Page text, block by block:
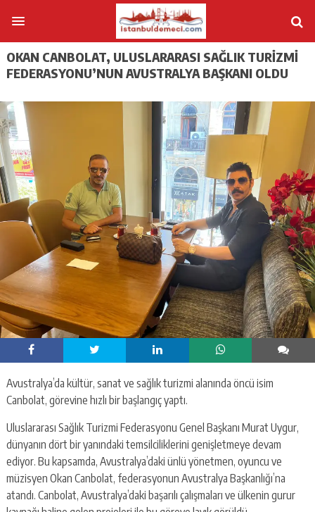
OKAN CANBOLAT, ULUSLARARASI SAĞLIK TURIZMI
FEDERASYONU’NUN AVUSTRALYA BAŞKANI OLDU
Avustralya’da kültür, sanat ve sağlık turizmi alanında öncü isim
Canbolat, görevine hızlı bir başlangıç yaptı.
Uluslararası Sağlık Turizmi Federasyonu Genel Başkanı Murat Uygur,
dünyanın dört bir yanındaki temsilciliklerini genişletmeye devam
ediyor. Bu kapsamda, Avustralya’daki ünlü yönetmen, oyuncu ve
müzisyen Okan Canbolat, federasyonun Avustralya Başkanlığı’na
atandı. Canbolat, Avustralya’daki başarılı çalışmaları ve ülkenin gurur